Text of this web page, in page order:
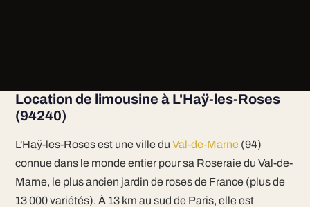
Location de limousine à L'Haÿ-les-Roses
(94240)
L'Haÿ-les-Roses est une ville du Val-de-Marne(94)
connue dans le monde entier pour sa Roseraie du Val-de-
Marne, le plus ancien jardin de roses de France (plus de
13 000 variétés). À 13 km au sud de Paris, elle est